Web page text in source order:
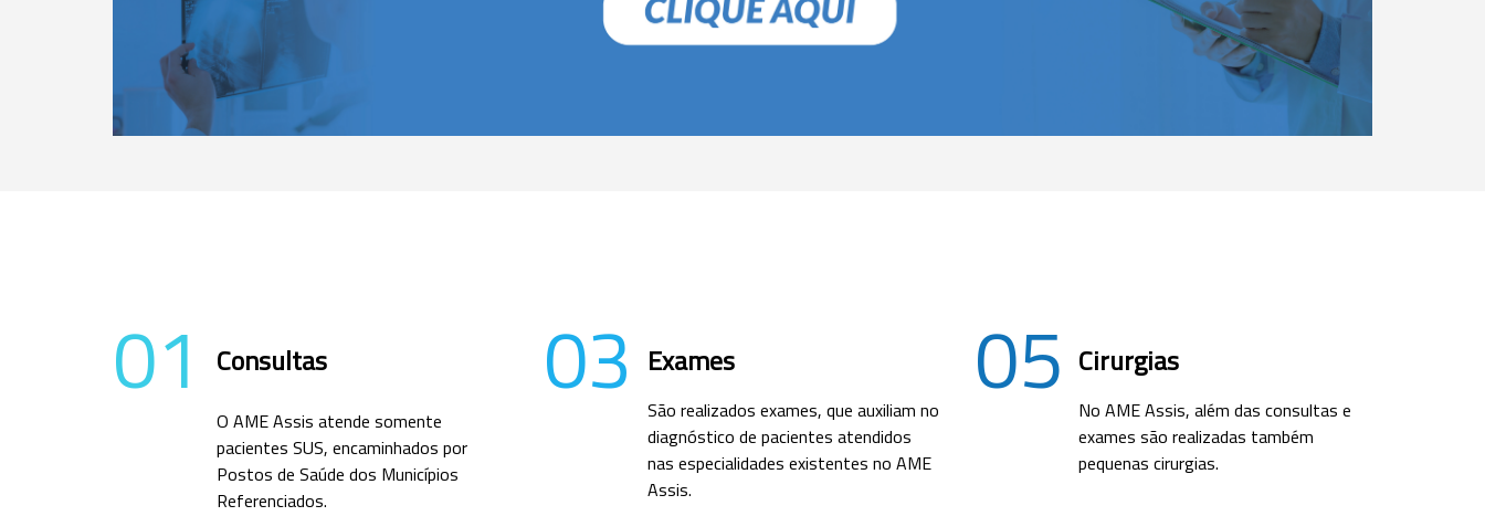
01 Consultas
O AME Assis atende somente
pacientes SUS, encaminhados por
Postos de Saúde dos Municípios
Referenciados.
03 Exames
São realizados exames, que auxiliam no
diagnóstico de pacientes atendidos
nas especialidades existentes no AME
Assis.
05 Cirurgias
No AME Assis, além das consultas e
exames são realizadas também
pequenas cirurgias.